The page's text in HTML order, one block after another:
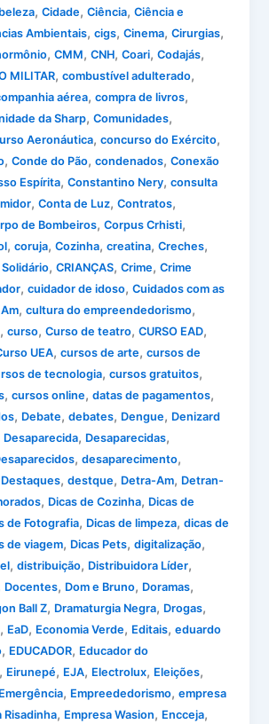
,Cidade,Ciência,Ciência e
Ambientais,cigs,Cinema,Cirurgias,
,CMM,CNH,Coari,Codajás,
MILITAR,combustível adulterado,
aérea,compra de livros,
da Sharp,Comunidades,
Aeronáutica,concurso do Exército,
,Conde do Pão,condenados,Conexão
Espírita,Constantino Nery,consulta
,Conta de Luz,Contratos,
de Bombeiros,Corpus Crhisti,
,coruja,Cozinha,creatina,Creches,
,CRIANÇAS,Crime,Crime
,cuidador de idoso,Cuidados com as
,cultura do empreendedorismo,
,curso,Curso de teatro,CURSO EAD,
UEA,cursos de arte,cursos de
de tecnologia,cursos gratuitos,
,cursos online,datas de pagamentos,
, Debate,debates, Dengue, Denizard
Desaparecida, Desaparecidas,
,desaparecimento,
Destaques,destque, Detra-Am, Detran-
, Dicas de Cozinha, Dicas de
de Fotografia, Dicas de limpeza,dicas de
de viagem, Dicas Pets,digitalização,
,distribuição, Distribuidora Líder,
Docentes, Dom e Bruno, Doramas,
Ball Z, Dramaturgia Negra, Drogas,
, EaD, Economia Verde, Editais,eduardo
, EDUCADOR, Educador do
, Eirunepé, EJA, Electrolux, Eleições,
Emergência, Empreededorismo,empresa
Risadinha, Empresa Wasion, Encceja,